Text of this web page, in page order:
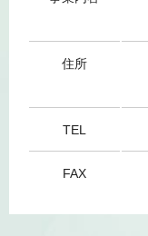
住所
TEL
FAX